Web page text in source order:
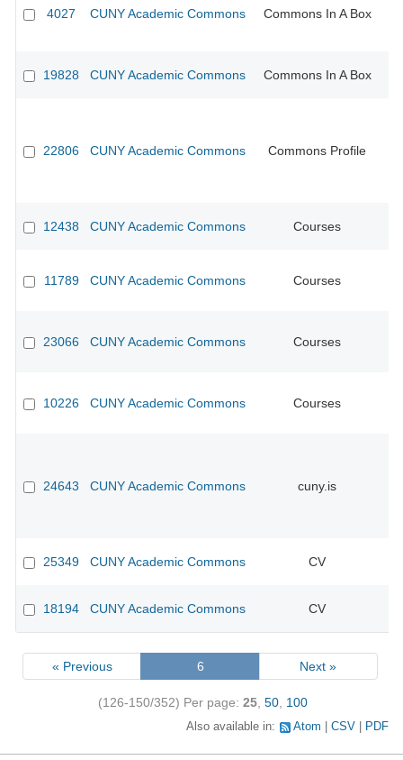
4027 CUNY Academic Commons Commons In A Box
19828 CUNY Academic Commons Commons In A Box
22806 CUNY Academic Commons Commons Profile
12438 CUNY Academic Commons Courses
11789 CUNY Academic Commons Courses
23066 CUNY Academic Commons Courses
10226 CUNY Academic Commons Courses
24643 CUNY Academic Commons cuny.is
25349 CUNY Academic Commons CV
18194 CUNY Academic Commons CV
« Previous 6 Next »
(126-150/352) Per page: 25 50 100
Also available in: Atom CSV PDF